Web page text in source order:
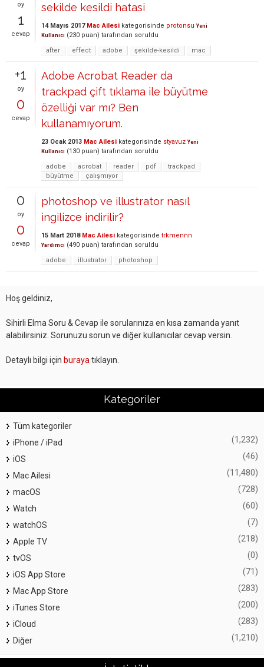
oy
1
cevap
sekilde kesildi hatasi
14 Mayıs 2017 Mac Ailesi kategorisinde protonsu Yeni
Kullanıcı (230 puan) tarafından soruldu
after
effect adobe şekilde-kesildi mac
+1
oy
0
cevap
Adobe Acrobat Reader da
trackpad çift tıklama ile büyütme
özelliği var mı? Ben
kullanamıyorum.
23 Ocak 2013 Mac Ailesi kategorisinde styavuz Yeni
Kullanıcı (130 puan) tarafından soruldu
adobe
acrobat reader pdf
trackpad
büyütme
çalışmıyor
0
oy
0
cevap
photoshop ve illustrator nasıl
ingilizce indirilir?
15 Mart 2018 Mac Ailesi kategorisinde trkmennn
Yardımcı (490 puan) tarafından soruldu
adobe
illustrator photoshop
Hoş geldiniz,
Sihirli Elma Soru & Cevap ile sorularınıza en kısa zamanda yanıt
alabilirsiniz. Sorunuzu sorun ve diğer kullanıcılar cevap versin.
Detaylı bilgi için buraya tıklayın.
Kategoriler
Tüm kategoriler
iPhone / iPad
(1,232)
iOS (46)
Mac Ailesi (11,480)
macOS (728)
Watch (60)
watchOS (7)
Apple TV (218)
tvOS (0)
iOS App Store (71)
Mac App Store (283)
iTunes Store (200)
iCloud (283)
Diğer (1,210)